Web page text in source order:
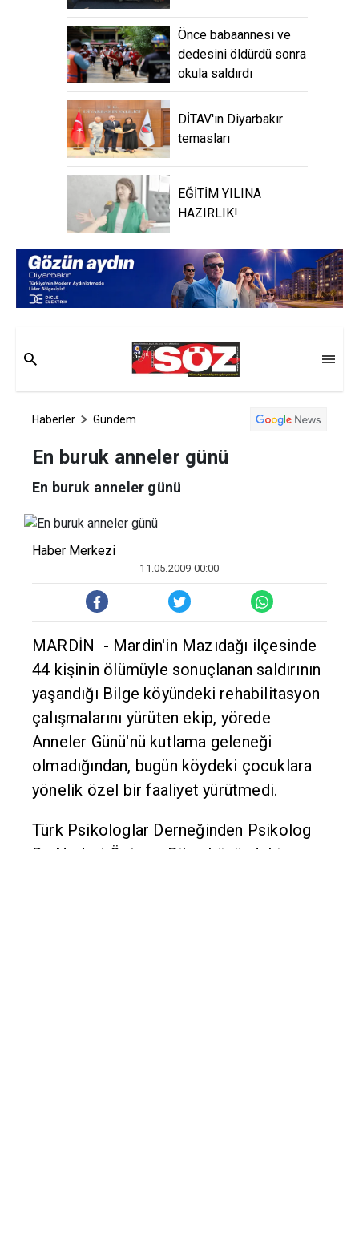
Önce babaannesi ve
dedesini öldürdü sonra
okula saldırdı
DİTAV'ın Diyarbakır
temasları
EĞİTİM YILINA
HAZIRLIK!
Haberler Gündem
En buruk anneler günü
En buruk anneler günü
Haber Merkezi
11.05.2009 00:00
MARDİN - Mardin'in Mazıdağı ilçesinde
44 kişinin ölümüyle sonuçlanan saldırının
yaşandığı Bilge köyündeki rehabilitasyon
çalışmalarını yürüten ekip, yörede
Anneler Günü'nü kutlama geleneği
olmadığından, bugün köydeki çocuklara
yönelik özel bir faaliyet yürütmedi.
Türk Psikologlar Derneğinden Psikolog
Dr. Nedret Öztan, Bilge köyündeki